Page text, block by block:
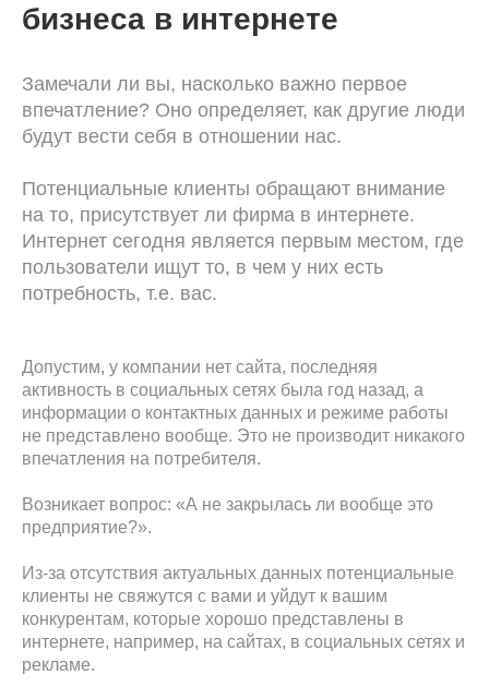
Обратный звонок:
Email
Telegram
Обсудить проект
персональных данных и соглашаетесь cполитикой
конфиденциальности
бизнеса в интернете
Замечали ли вы, насколько важно первое
впечатление? Оно определяет, как другие люди
будут вести себя в отношении нас.
Потенциальные клиенты обращают внимание
на то, присутствует ли фирма в интернете.
Интернет сегодня является первым местом, где
пользователи ищут то, в чем у них есть
потребность, т.е. вас.
Допустим, у компании нет сайта, последняя
активность в социальных сетях была год назад, а
информации о контактных данных и режиме работы
не представлено вообще. Это не производит никакого
впечатления на потребителя.
Возникает вопрос: «А не закрылась ли вообще это
предприятие?».
Из-за отсутствия актуальных данных потенциальные
клиенты не свяжутся с вами и уйдут к вашим
конкурентам, которые хорошо представлены в
интернете, например, на сайтах, в социальных сетях и
рекламе.